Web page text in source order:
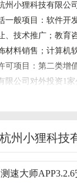
州小狸科技有限公
一般项目：软件开
、技术推广；教育
材料销售；计算机
可项目：第二类增
限公司对外投资1家
杭州小狸科技
测速大师APP3.2.6